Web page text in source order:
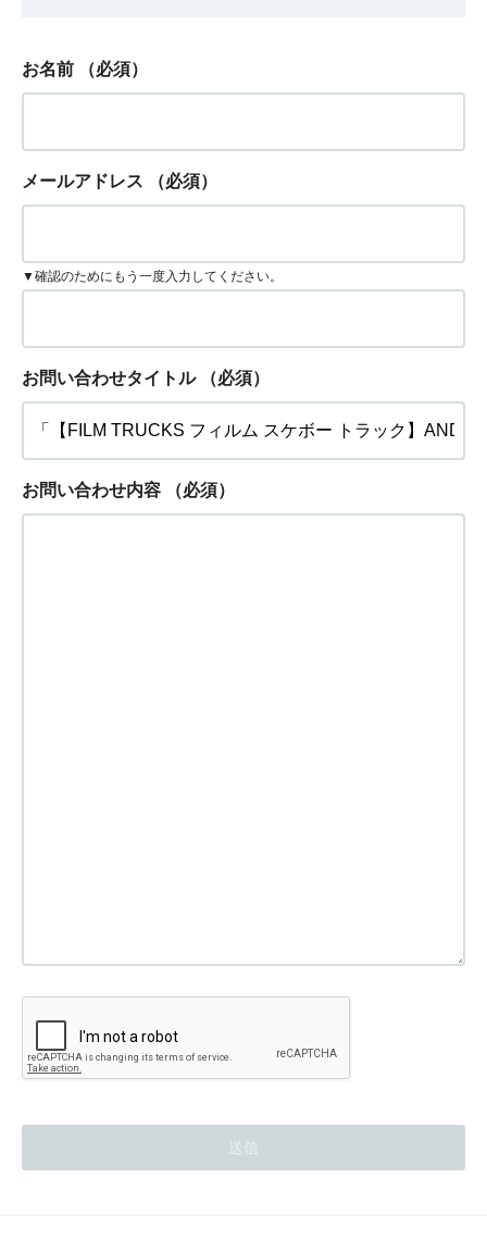
お名前 （必須）
メールアドレス （必須）
▼確認のためにもう一度入力してください。
お問い合わせタイトル （必須）
お問い合わせ内容 （必須）